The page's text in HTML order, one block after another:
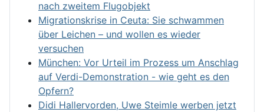
nach zweitem Flugobjekt
Migrationskrise in Ceuta: Sie schwammen
über Leichen – und wollen es wieder
versuchen
München: Vor Urteil im Prozess um Anschlag
auf Verdi-Demonstration - wie geht es den
Opfern?
Didi Hallervorden, Uwe Steimle werben jetzt